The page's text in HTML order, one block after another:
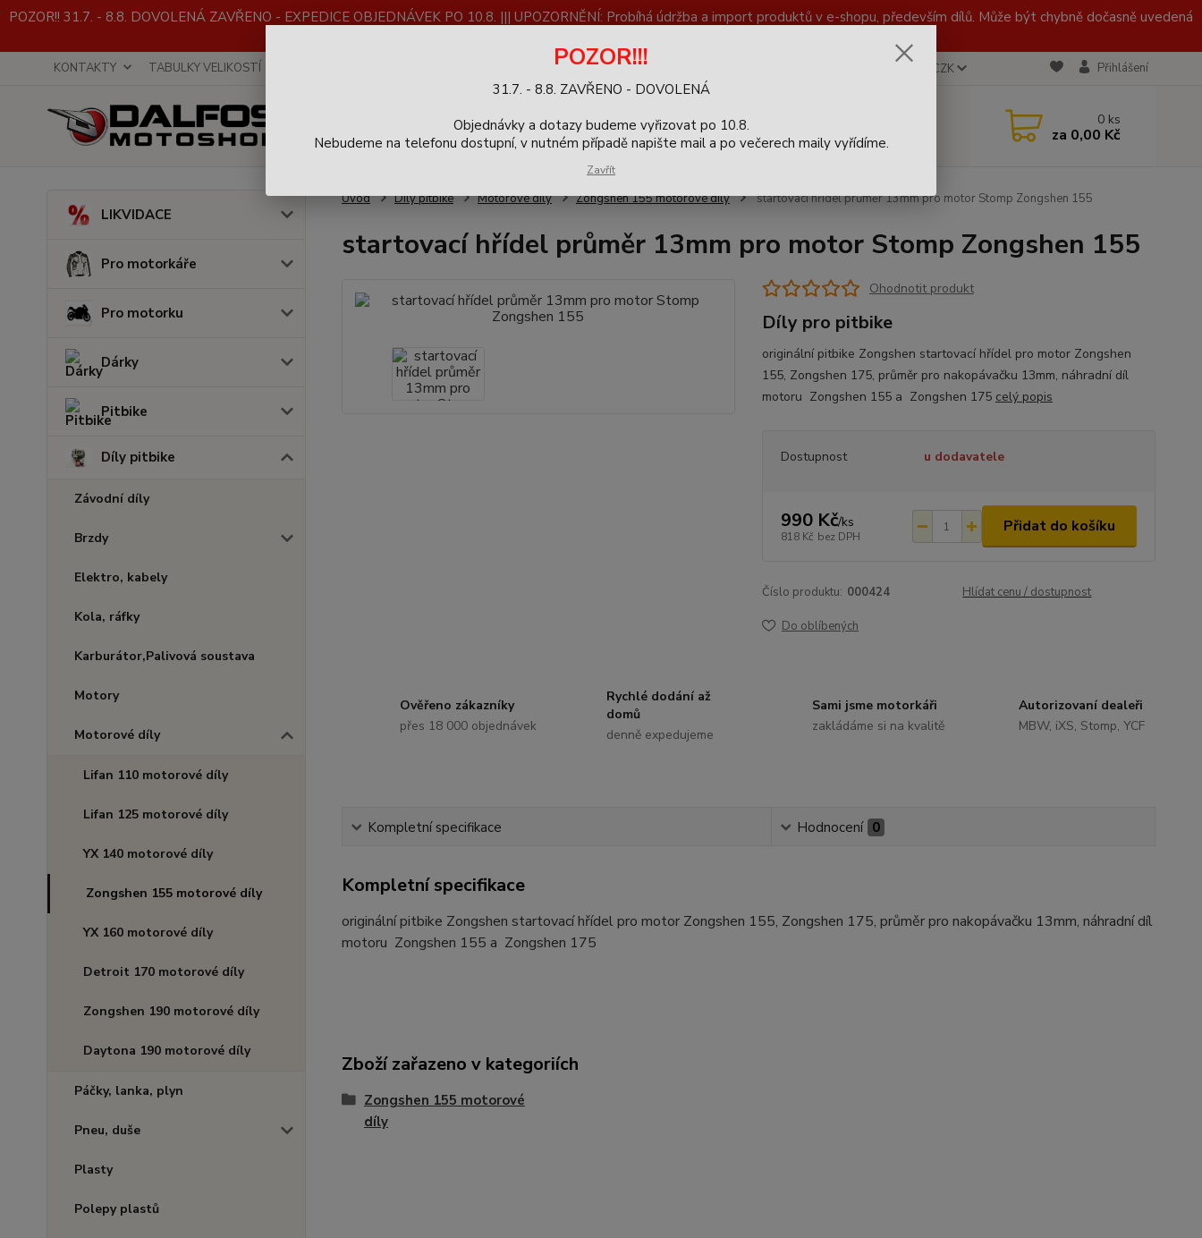
POZOR!! 31.7. - 8.8. DOVOLENÁ ZAVŘENO - EXPEDICE OBJEDNÁVEK PO 10.8. ||| UPOZORNĚNÍ: Probíhá údržba a import produktů v e-shopu, především dílů. Může být chybně dočasně uvedená
KONTAKTY TABULKY VELIKOSTÍ Zpětný odběr výrobků CZK Přihlášení
Hledat 9-16h
0 ks
za 0,00 Kč
LIKVIDACE
Pro motorkáře
Pro motorku
Dárky
Pitbike
Díly pitbike
Závodní díly
Brzdy
Elektro, kabely
Kola, ráfky
Karburátor,Palivová soustava
Motory
Motorové díly
Lifan 110 motorové díly
Lifan 125 motorové díly
YX 140 motorové díly
Zongshen 155 motorové díly
YX 160 motorové díly
Detroit 170 motorové díly
Zongshen 190 motorové díly
Daytona 190 motorové díly
Páčky, lanka, plyn
Pneu, duše
Plasty
Polepy plastů
Úvod Díly pitbike Motorové díly Zongshen 155 motorové díly startovací hřídel průměr 13mm pro motor Stomp Zongshen 155
startovací hřídel průměr 13mm pro motor Stomp Zongshen 155
Ohodnotit produkt
Díly pro pitbike
originální pitbike Zongshen startovací hřídel pro motor Zongshen
155, Zongshen 175, průměr pro nakopávačku 13mm, náhradní díl
motoru Zongshen 155 a Zongshen 175 celý popis
Dostupnost u dodavatele
990 Kč/ks
818 Kč bez DPH
Přidat do košíku
Číslo produktu: 000424 Hlídat cenu / dostupnost
Do oblíbených
Ověřeno zákazníky
přes 18 000 objednávek
Rychlé dodání až
domů
denně expedujeme
Sami jsme motorkáři
zakládáme si na kvalitě
Autorizovaní dealeři
MBW, iXS, Stomp, YCF
Kompletní specifikace Hodnocení 0
Kompletní specifikace
originální pitbike Zongshen startovací hřídel pro motor Zongshen 155, Zongshen 175, průměr pro nakopávačku 13mm, náhradní díl
motoru Zongshen 155 a Zongshen 175
Zboží zařazeno v kategoriích
Zongshen 155 motorové
díly
POZOR!!!
31.7. - 8.8. ZAVŘENO - DOVOLENÁ
Objednávky a dotazy budeme vyřizovat po 10.8.
Nebudeme na telefonu dostupní, v nutném případě napište mail a po večerech maily vyřídíme.
Zavřít